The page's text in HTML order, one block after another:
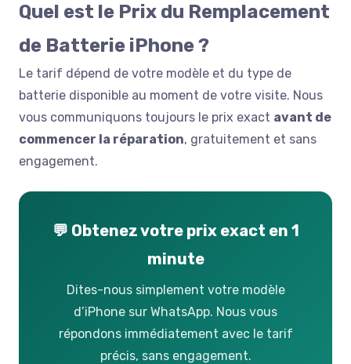
Quel est le Prix du Remplacement
de Batterie iPhone ?
Le tarif dépend de votre modèle et du type de
batterie disponible au moment de votre visite. Nous
vous communiquons toujours le prix exact avant de
commencer la réparation, gratuitement et sans
engagement.
💬 Obtenez votre prix exact en 1
minute
Dites-nous simplement votre modèle
d’iPhone sur WhatsApp. Nous vous
répondons immédiatement avec le tarif
précis, sans engagement.